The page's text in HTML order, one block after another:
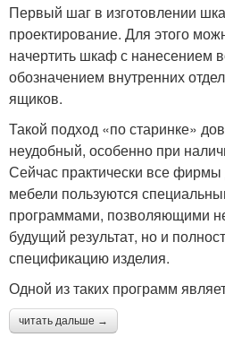
Первый шаг в изготовлении
проектирование. Для этого
начертить шкаф с нанесением
обозначением внутренних
ящиков.
Такой подход «по старинке»
неудобный, особенно при
Сейчас практически все
мебели пользуются
программами, позволяющими
будущий результат, но и
спецификацию изделия.
Одной из таких программ
читать дальше →